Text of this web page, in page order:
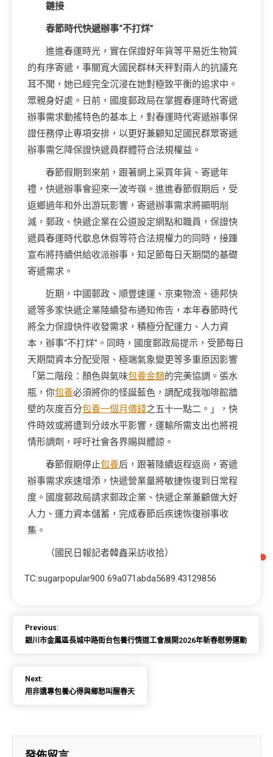
鏈接
春節時代快遞辦事“不打烊”
進進春運時光，實在保證好年貨等平易近生物質
的有序寄遞，事關寬大國民群林天秤對兩人的抗議充
耳不聞，她已經完全沉浸在她對極致平衡的追求中。
眾親身好處。日前，國度郵政局在掌握春運時代寄遞
辦事需求動搖特色的基本上，對春運時代寄遞辦事保
證任務停止專項安排，以更好兼顧知足國民群眾寄遞
辦事需乞降保證快遞員群體符合法規權益。
春節假期到來前，跟著網上采買年貨、寄遞年
禮，快遞辦事會迎來一波岑嶺。進進春節假期后，受
返鄉過年和外出游玩影響，寄遞辦事需求將顯明削
減，郵政、快遞企業在公道設定網點和職員，保證快
遞員春運時代歇息休假等符合法規權力的同時，接踵
宣布將持續供給收派辦事，知足節每日天期間的基礎
寄遞需求。
近期，中國郵政、順豐速運、京東物流、德邦快
遞等多家快遞企業陸續發布通知佈告，本年春節時代
將全力保證快件收發需求，積極分配運力、人力資
本，辦事“不打烊”。同時，國度郵政局提示，受節每日
天期間資本分配受限、極端氣象變更等多重原因影響
「第二階段：顏色與氣味包養金額的完美協調。張水
瓶，你包養必須將你的怪誕藍色，調配成我咖啡館牆
壁的灰度百分包養一個月價錢之五十一點二。」，快
件時效或將遭到分歧水平影響，運輸所需支出也將視
情形調劑，呼吁社會各界賜與體諒。
春節假期停止包養后，跟著陸續返程返崗，寄遞
辦事需求疾速增添，快遞營業量將敏捷恢復到日常程
度。國度郵政局請求郵政企業、快遞企業兼顧做大好
人力、運力資本儲蓄，完成春節后疾速恢復辦事收
集。
（國民日報記者韓鑫采訪收拾）
TC:sugarpopular900 69a071abda5689.43129856
Previous:
銀川市金鳳區長城中路街台包養行情道工會展開2026年新春慰勞運動
Next:
用非遺專包養心得與鄉愁叫醒春天